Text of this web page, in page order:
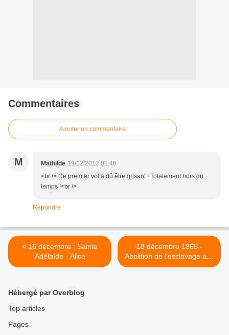
Commentaires
Ajouter un commentaire
M Mathilde 19/12/2012 01:46
<br /> Ce premier vol a dû être grisant ! Totalement hors du
temps !<br />
Répondre
< 16 décembre : Sainte
Adélaïde - Alice
18 décembre 1865 -
Abolition de l'esclavage aux
États-Unis >
Hébergé par Overblog
Top articles
Pages